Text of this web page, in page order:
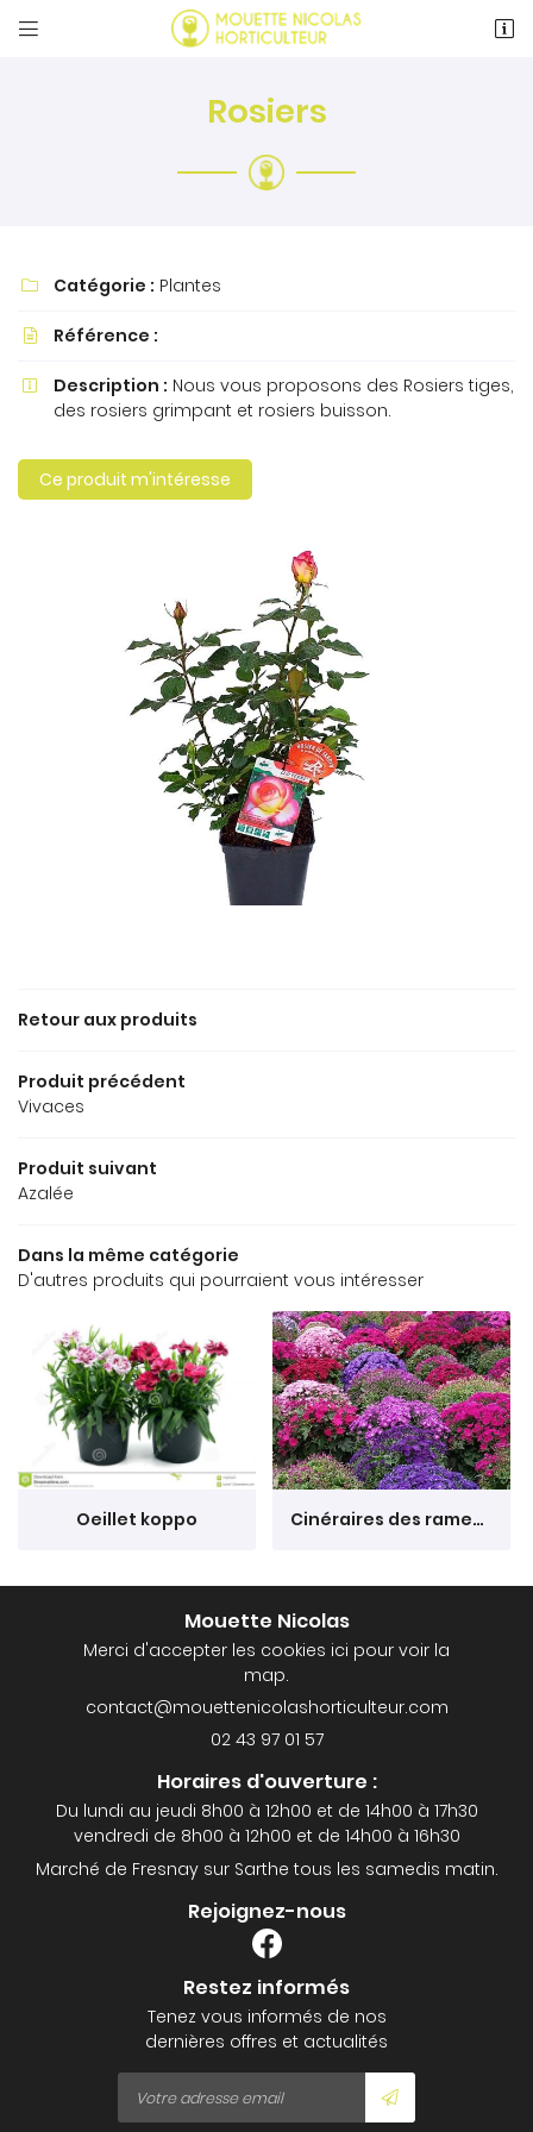

ACCUEIL
SÉLECTION
AVIS
CONTACT

Restez
Inscription
24 rue Saint-Pierre
Rafraîchir le captcha
En cochant cette case, vous consentez à recevoir nos propositions
commerciales à l'adresse email indiqué ci-dessus. Vous pouvez vous
désinscrire à tout moment en utilisantle formulaire de désinscription
Inscription
Rosiers
 Catégorie : Plantes
 Référence :
 Description : Nous vous proposons des Rosiers tiges,
des rosiers grimpant et rosiers buisson.
Ce produit m'intéresse
Retour aux produits
Produit précédent
Vivaces
Produit suivant
Azalée
Dans la même catégorie
D'autres produits qui pourraient vous intéresser
Oeillet koppo Cinéraires des rameaux
Mouette Nicolas
Merci d'accepter les cookies ici pour voir la
map.
02 43 97 01 57
Horaires d'ouverture :
Du lundi au jeudi 8h00 à 12h00 et de 14h00 à 17h30
vendredi de 8h00 à 12h00 et de 14h00 à 16h30
Marché de Fresnay sur Sarthe tous les samedis matin.
Rejoignez-nous
Restez informés
Tenez vous informés de nos
dernières offres et actualités